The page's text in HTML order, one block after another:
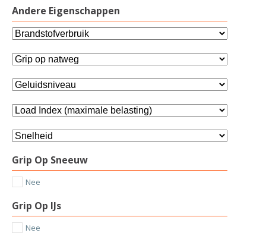
Andere Eigenschappen
Grip Op Sneeuw
Nee
Grip Op IJs
Nee